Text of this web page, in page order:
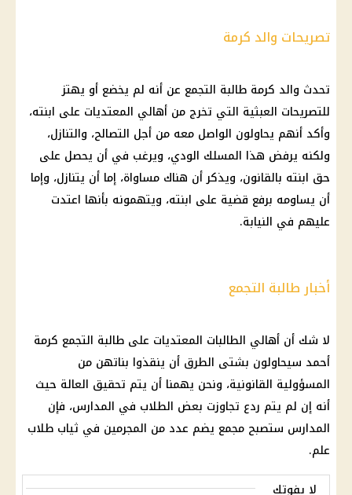
تصريحات والد كرمة
تحدث والد كرمة طالبة التجمع عن أنه لم يخضع أو يهتز
للتصريحات العبثية التي تخرج من أهالي المعتديات على ابنته،
وأكد أنهم يحاولون الواصل معه من أجل التصالح، والتنازل،
ولكنه يرفض هذا المسلك الودي، ويرغب في أن يحصل على
حق ابنته بالقانون، ويذكر أن هناك مساواة، إما أن يتنازل، وإما
أن يساومه برفع قضية على ابنته، ويتهمونه بأنها اعتدت
عليهم في النيابة.
أخبار طالبة التجمع
لا شك أن أهالي الطالبات المعتديات على طالبة التجمع كرمة
أحمد سيحاولون بشتى الطرق أن ينقذوا بناتهن من
المسؤولية القانونية، ونحن يهمنا أن يتم تحقيق العالة حيث
أنه إن لم يتم ردع تجاوزت بعض الطلاب في المدارس، فإن
المدارس ستصبح مجمع يضم عدد من المجرمين في ثياب طلاب
علم.
لا يفوتك